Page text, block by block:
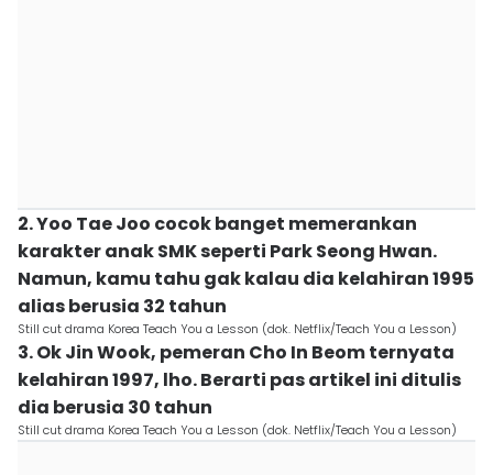
2. Yoo Tae Joo cocok banget memerankan
karakter anak SMK seperti Park Seong Hwan.
Namun, kamu tahu gak kalau dia kelahiran 1995
alias berusia 32 tahun
Still cut drama Korea Teach You a Lesson (dok. Netflix/Teach You a Lesson)
3. Ok Jin Wook, pemeran Cho In Beom ternyata
kelahiran 1997, lho. Berarti pas artikel ini ditulis
dia berusia 30 tahun
Still cut drama Korea Teach You a Lesson (dok. Netflix/Teach You a Lesson)